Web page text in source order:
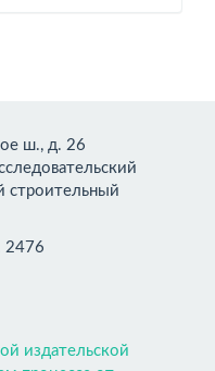
ш., д. 26
строительный
2476